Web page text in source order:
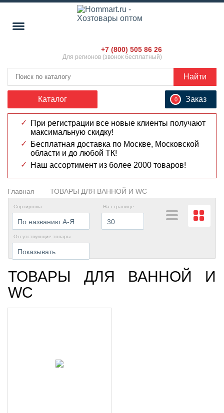
+7 (800) 505 86 26
Для регионов (звонок бесплатный)
0 Заказ
Каталог
Найти
При регистрации все новые клиенты получают
максимальную скидку!
Бесплатная доставка по Москве, Московской
области и до любой ТК!
Наш ассортимент из более 2000 товаров!
Главная ТОВАРЫ ДЛЯ ВАННОЙ И WC
сортировка
По названию А-Я
на странице
30
отсутствующие товары
Показывать
ТОВАРЫ ДЛЯ ВАННОЙ И
WC